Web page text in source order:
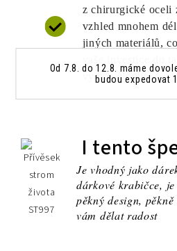
Od 7.8. do 12.8. máme
budou expedovat
z chirurgické oceli
vzhled mnohem
jiných materiálů,
vydrží dlouho.
I tento
Je vhodný jako
dárkové krabičce,
pěkný design,
vám dělat radost